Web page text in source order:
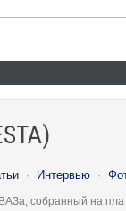
· Интервью ·
собранный на